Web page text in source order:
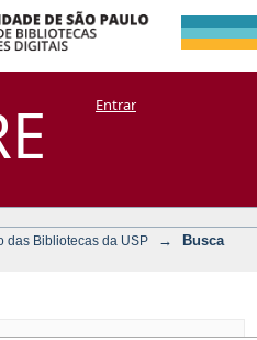
Acervo
+ CoriscoEntrar
das Bibliotecas da USP →
Busca